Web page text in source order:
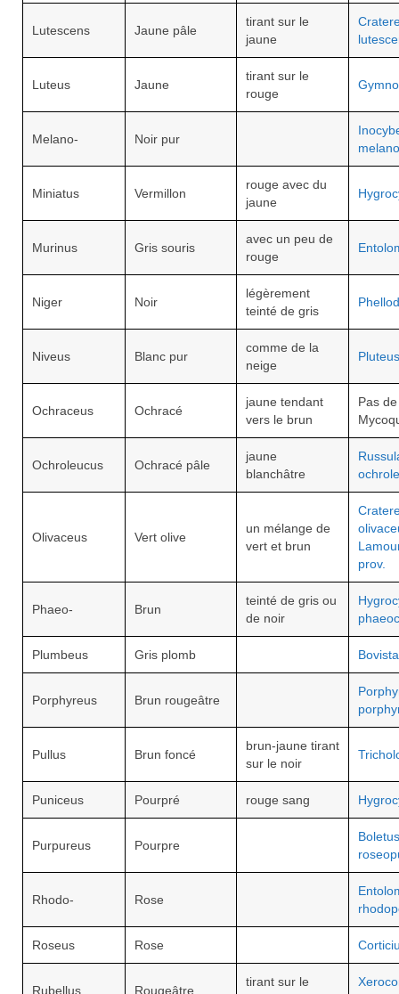
Lutescens Jaune pâle
tirant sur le
jaune
Luteus Jaune
tirant sur le
rouge
Melano- Noir pur
Miniatus Vermillon
rouge avec du
jaune
Murinus Gris souris
avec un peu de
rouge
Niger Noir
légèrement
teinté de gris
Niveus Blanc pur
comme de la
neige
Ochraceus Ochracé
jaune tendant
vers le brun
Pas
Ochroleucus Ochracé pâle
jaune
blanchâtre
Olivaceus Vert olive
un mélange de
vert et brun
prov.
Phaeo- Brun
teinté de gris ou
de noir
Plumbeus Gris plomb
Porphyreus Brun rougeâtre
Pullus Brun foncé
brun-jaune tirant
sur le noir
Puniceus Pourpré rouge sang
Purpureus Pourpre
Boletus
Rhodo- Rose
Roseus Rose
Rubellus Rougeâtre
tirant sur le